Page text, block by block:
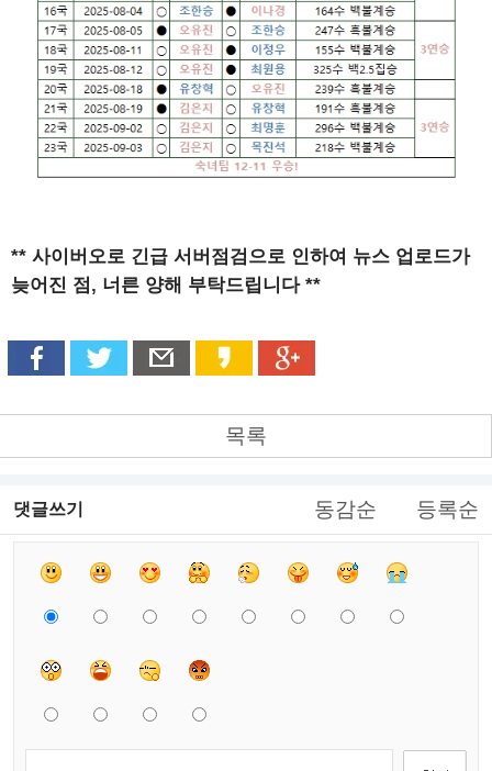
** 사이버오로 긴급 서버점검으로 인하여 뉴스 업로드가
늦어진 점, 너른 양해 부탁드립니다 **
목록
댓글쓰기 동감순 등록순